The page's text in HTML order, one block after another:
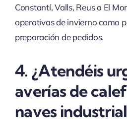
Constantí, Valls, Reus o El
operativas de invierno como
preparación de pedidos.
4. ¿Atendéis
averías de
naves